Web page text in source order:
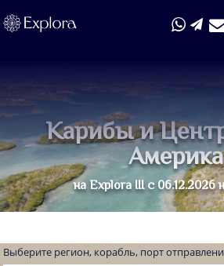
Карибы и
Америка
на Explora III с 06.12.2026
Выберите регион, корабль, порт